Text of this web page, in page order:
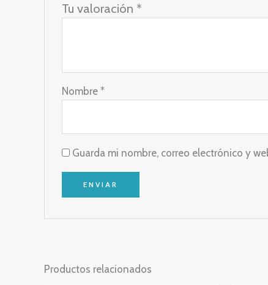
Tu valoración *
Nombre*
Guarda mi nombre, correo electrónico y
Productos relacionados